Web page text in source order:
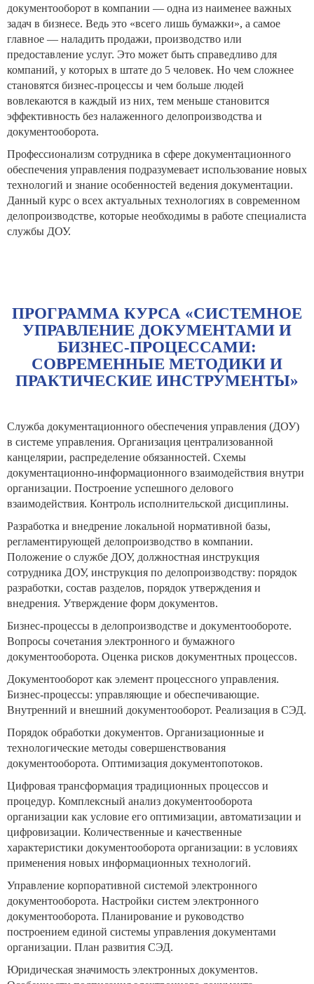
документооборот в компании — одна из наименее важных
задач в бизнесе. Ведь это «всего лишь бумажки», а самое
главное — наладить продажи, производство или
предоставление услуг. Это может быть справедливо для
компаний, у которых в штате до 5 человек. Но чем сложнее
становятся бизнес-процессы и чем больше людей
вовлекаются в каждый из них, тем меньше становится
эффективность без налаженного делопроизводства и
документооборота.
Профессионализм сотрудника в сфере документационного
обеспечения управления подразумевает использование новых
технологий и знание особенностей ведения документации.
Данный курс о всех актуальных технологиях в современном
делопроизводстве, которые необходимы в работе специалиста
службы ДОУ.
ПРОГРАММА КУРСА «СИСТЕМНОЕ
УПРАВЛЕНИЕ ДОКУМЕНТАМИ И
БИЗНЕС-ПРОЦЕССАМИ:
СОВРЕМЕННЫЕ МЕТОДИКИ И
ПРАКТИЧЕСКИЕ ИНСТРУМЕНТЫ»
Служба документационного обеспечения управления (ДОУ)
в системе управления. Организация централизованной
канцелярии, распределение обязанностей. Схемы
документационно-информационного взаимодействия внутри
организации. Построение успешного делового
взаимодействия. Контроль исполнительской дисциплины.
Разработка и внедрение локальной нормативной базы,
регламентирующей делопроизводство в компании.
Положение о службе ДОУ, должностная инструкция
сотрудника ДОУ, инструкция по делопроизводству: порядок
разработки, состав разделов, порядок утверждения и
внедрения. Утверждение форм документов.
Бизнес-процессы в делопроизводстве и документообороте.
Вопросы сочетания электронного и бумажного
документооборота. Оценка рисков документных процессов.
Документооборот как элемент процессного управления.
Бизнес-процессы: управляющие и обеспечивающие.
Внутренний и внешний документооборот. Реализация в СЭД.
Порядок обработки документов. Организационные и
технологические методы совершенствования
документооборота. Оптимизация документопотоков.
Цифровая трансформация традиционных процессов и
процедур. Комплексный анализ документооборота
организации как условие его оптимизации, автоматизации и
цифровизации. Количественные и качественные
характеристики документооборота организации: в условиях
применения новых информационных технологий.
Управление корпоративной системой электронного
документооборота. Настройки систем электронного
документооборота. Планирование и руководство
построением единой системы управления документами
организации. План развития СЭД.
Юридическая значимость электронных документов.